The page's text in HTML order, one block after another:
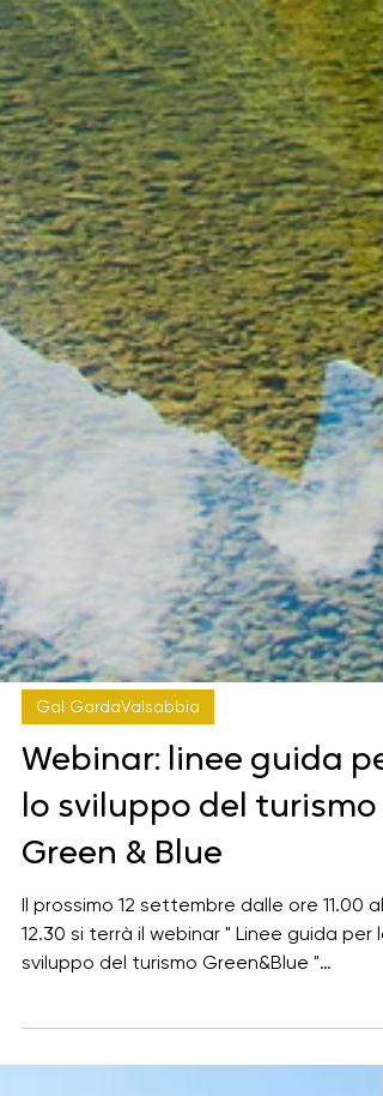
Gal GardaValsabbia
Webinar: linee guida
lo sviluppo del turismo
Green & Blue
Il prossimo 12 settembre dalle ore 11.00
sviluppo del turismo Green&Blue "